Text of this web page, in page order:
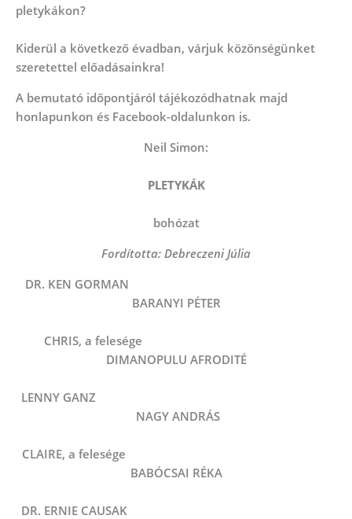
pletykákon?
Kiderül a következő évadban, várjuk közönségünket
szeretettel előadásainkra!
A bemutató időpontjáról tájékozódhatnak majd
honlapunkon és Facebook-oldalunkon is.
Neil Simon:
PLETYKÁK
bohózat
Fordította: Debreczeni Júlia
DR. KEN GORMAN
BARANYI PÉTER
CHRIS, a felesége
DIMANOPULU AFRODITÉ
LENNY GANZ
NAGY ANDRÁS
CLAIRE, a felesége
BABÓCSAI RÉKA
DR. ERNIE CAUSAK